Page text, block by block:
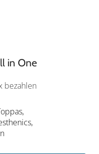
in One
bezahlen